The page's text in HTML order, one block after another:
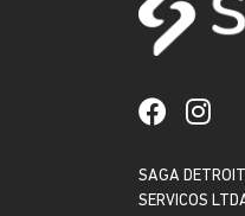
SAGA
SERVICOS